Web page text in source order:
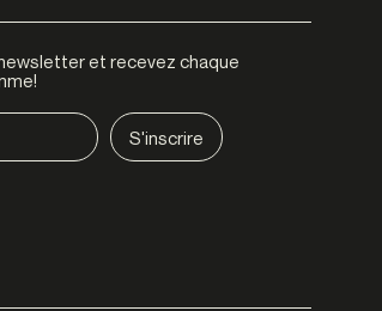
et recevez chaque